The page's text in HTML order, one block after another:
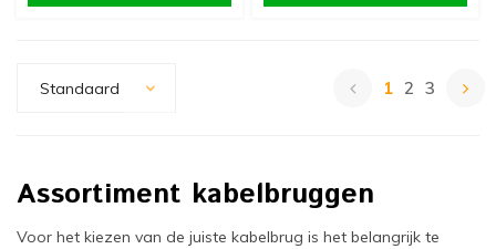
Standaard 1 2 3
Assortiment kabelbruggen
Voor het kiezen van de juiste kabelbrug is het belangrijk te